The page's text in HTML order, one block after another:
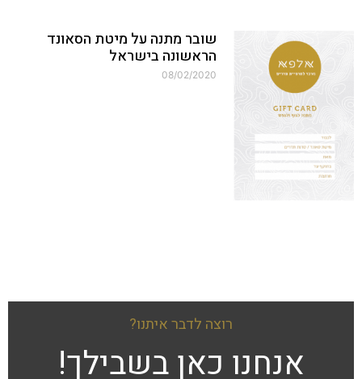
שובר מתנה על מיטת הסאונד
הראשונה בישראל
08/02/2020
רוצה לדבר איתנו?
אנחנו כאן בשבילך!​